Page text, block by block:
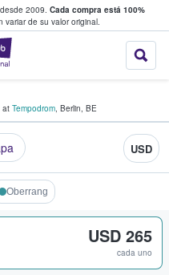
2009. Cada compra está 100%
variar de su valor original.
StubHub: donde
boletos
at Tempodrom, Berlin, BE
USD
Oberrang
USD 265
cada uno